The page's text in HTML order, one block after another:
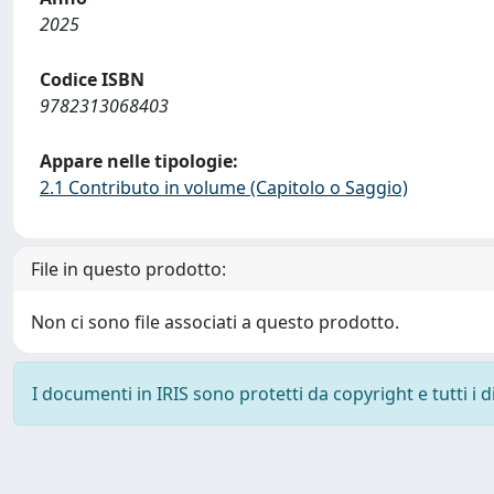
2025
Codice ISBN
9782313068403
Appare nelle tipologie:
2.1 Contributo in volume (Capitolo o Saggio)
File in questo prodotto:
Non ci sono file associati a questo prodotto.
I documenti in IRIS sono protetti da copyright e tutti i